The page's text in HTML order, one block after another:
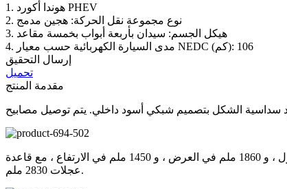
1. هوندا أكورد PHEV
2. نوع مجموعة نقل الحركة: هجين مدمج
3. هيكل الجسم: سيدان بأربعة أبواب بخمسة مقاعد
4. مدى السيارة الكهربائية حسب معيار NEDC (كم): 106
إرسال التحقيق
تحميل
مقدمة المنتج
تتميز أكورد الجديدة بغطاء محرك أملس ممدود ، مما يعطي تأثيرًا بصريًا منخفضًا على جانب السيارة. تبلغ أبعاد أكورد الجديدة 4980 ملم في الطول ، و 1860 ملم في العرض ، و 1450 ملم في الارتفاع ، مع قاعدة
عجلات 2830 ملم.